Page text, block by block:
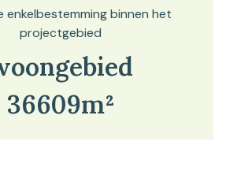
binnen het
projectgebied
36609m²